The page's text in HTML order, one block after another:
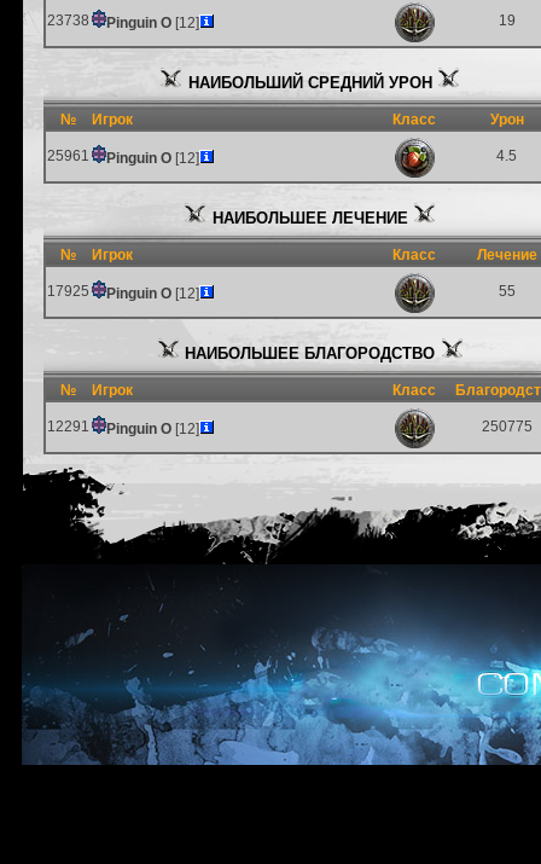
23738 Pinguin O [12] 19
НАИБОЛЬШИЙ СРЕДНИЙ УРОН
№ Игрок Класс Урон
25961 Pinguin O [12] 4.5
НАИБОЛЬШЕЕ ЛЕЧЕНИЕ
№ Игрок Класс Лечение
17925 Pinguin O [12] 55
НАИБОЛЬШЕЕ БЛАГОРОДСТВО
№ Игрок Класс
12291 Pinguin O [12] 250775